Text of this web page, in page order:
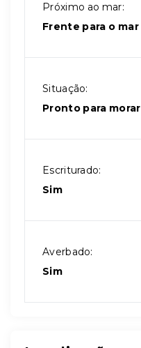
Próximo ao mar:
Frente para o mar
Situação:
Pronto para morar
Escriturado:
Sim
Averbado:
Sim